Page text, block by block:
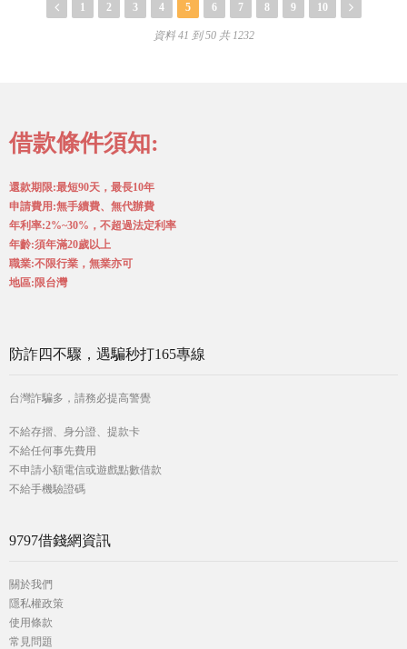
1 2 3 4 5 6 7 8 9 10
資料 41 到 50 共 1232
借款條件須知:
還款期限:最短90天，最長10年
申請費用:無手續費、無代辦費
年利率:2%~30%，不超過法定利率
年齡:須年滿20歲以上
職業:不限行業，無業亦可
地區:限台灣
防詐四不驟，遇騙秒打165專線
台灣詐騙多，請務必提高警覺
不給存摺、身分證、提款卡
不給任何事先費用
不申請小額電信或遊戲點數借款
不給手機驗證碼
9797借錢網資訊
關於我們
隱私權政策
使用條款
常見問題